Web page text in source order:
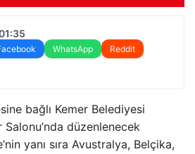
WhatsApp
Reddit
bağlı Kemer Belediyesi
düzenlenecek
yanı sıra Avustralya, Belçika,